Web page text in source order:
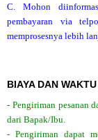
C. Mohon
pembayaran via
memprosesnya lebih
BIAYA DAN
- Pengiriman pesanan
dari Bapak/Ibu.
- Pengiriman dapat